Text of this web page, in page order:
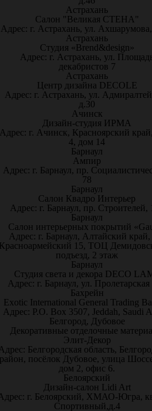
Астрахань
Салон "Великая СТЕНА"
Адрес: г. Астрахань, ул.
Астрахань
Студия «Brend&design»
Адрес: г. Астрахань, ул.
декабристов 7
Астрахань
Центр дизайна DECOLE
Адрес: г. Астрахань, ул.
д.30
Ачинск
Дизайн-студия ИРМА
Адрес: г. Ачинск, Красноярский
4, дом 14
Барнаул
Ампир
Адрес: г. Барнаул, пр.
78
Барнаул
Салон Квадро Интерьер
Адрес: г. Барнаул, пр. Строителей,
Барнаул
Салон интерьерных покрытий
Адрес: г. Барнаул, Алтайский
15, ТОЦ
подъезд, 2 этаж
Барнаул
Студия света и декора DECO
Адрес: г. Барнаул, ул. Пролетарская
Бахрейн
Exotic International General Trading
Адрес: P.O. Box 3507, Jeddah, Saudi
Белгород, Дубовое
Декоративные отделочные
Элит-Декор
Белгородская область,
посёлок Дубовое, улица
дом 2, офис 6.
Белоярский
Дизайн-салон Lidi Art
г. Белоярский, ХМАО-Югра,
Спортивный,д.4